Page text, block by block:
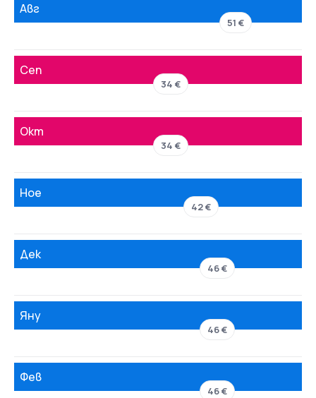
Авг
51 €
Сеп
34 €
Окт
34 €
Ное
42 €
Дек
46 €
Яну
46 €
Фев
46 €